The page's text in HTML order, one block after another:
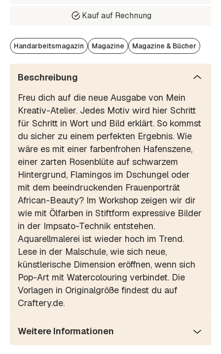
Kauf auf Rechnung
Handarbeitsmagazin Magazine Magazine & Bücher
Beschreibung
Freu dich auf die neue Ausgabe von Mein
Kreativ-Atelier. Jedes Motiv wird hier Schritt
für Schritt in Wort und Bild erklärt. So kommst
du sicher zu einem perfekten Ergebnis. Wie
wäre es mit einer farbenfrohen Hafenszene,
einer zarten Rosenblüte auf schwarzem
Hintergrund, Flamingos im Dschungel oder
mit dem beeindruckenden Frauenporträt
African-Beauty? Im Workshop zeigen wir dir
wie mit Ölfarben in Stiftform expressive Bilder
in der Impsato-Technik entstehen.
Aquarellmalerei ist wieder hoch im Trend.
Lese in der Malschule, wie sich neue,
künstlerische Dimension eröffnen, wenn sich
Pop-Art mit Watercolouring verbindet. Die
Vorlagen in Originalgröße findest du auf
Craftery.de.
Weitere Informationen